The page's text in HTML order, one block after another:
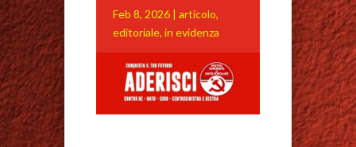
Feb 8, 2026| articolo,
editoriale, in evidenza